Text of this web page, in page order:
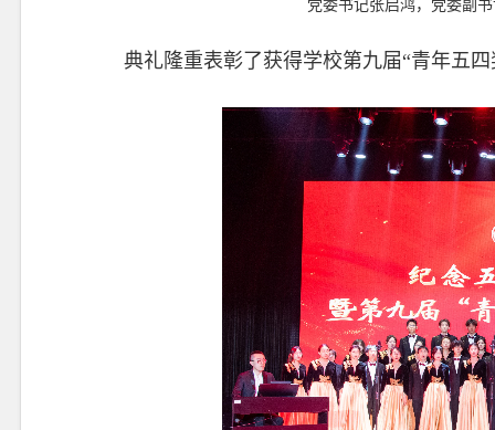
党委书记张启鸿，党委副
典礼隆重表彰了获得学校第九届“青年五